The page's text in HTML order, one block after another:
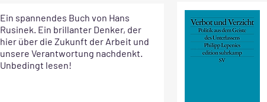
Ein spannendes Buch von Hans
Rusinek. Ein brillanter Denker, der
hier über die Zukunft der Arbeit und
unsere Verantwortung nachdenkt.
Unbedingt lesen!